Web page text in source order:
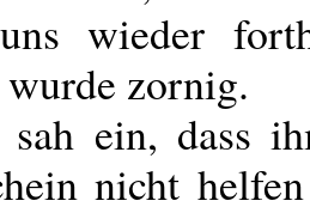
wieder
zornig.
sah ein, dass
nicht